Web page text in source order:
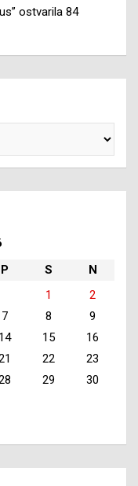
ostvarila 84
P S
N
1
2
7 8
9
14 15
16
22
23
29
30